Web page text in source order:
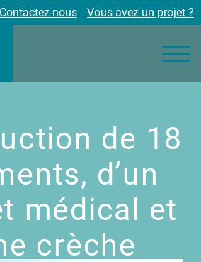
Contactez-nous Vous avez un projet ?
de 18
d’un
médical et
crèche